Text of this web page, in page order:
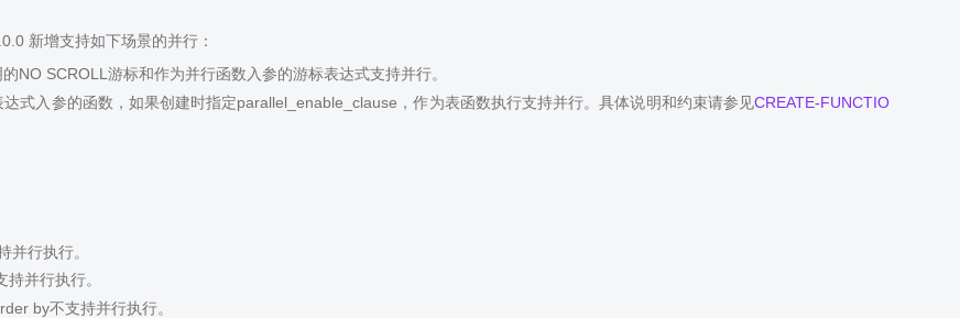
新增支持如下场景的并行：
NO SCROLL游标和作为并行函数入参的游标表达式支持并行。
达式入参的函数，如果创建时指定parallel_enable_clause，作为表函数执行支持并行。具体说明和约束请参见CREATE-FUNCTIO
并行执行。
并行执行。
by不支持并行执行。